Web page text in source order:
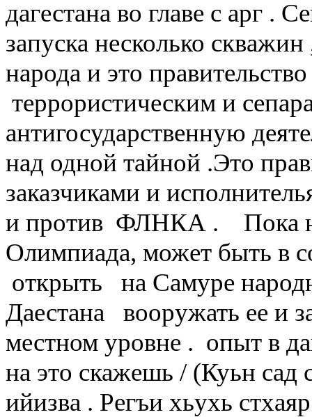
дагестана во главе с арг .
запуска несколько
народа и это
террористическим и
антигосударственную
над одной тайной .Это
заказчиками и
и против ФЛНКА . Пока
Олимпиада, может быть в
открыть на Самуре
Даестана вооружать ее и
местном уровне . опыт в
на это скажешь / (Куьн сад
ийизва . Регъи хьухь